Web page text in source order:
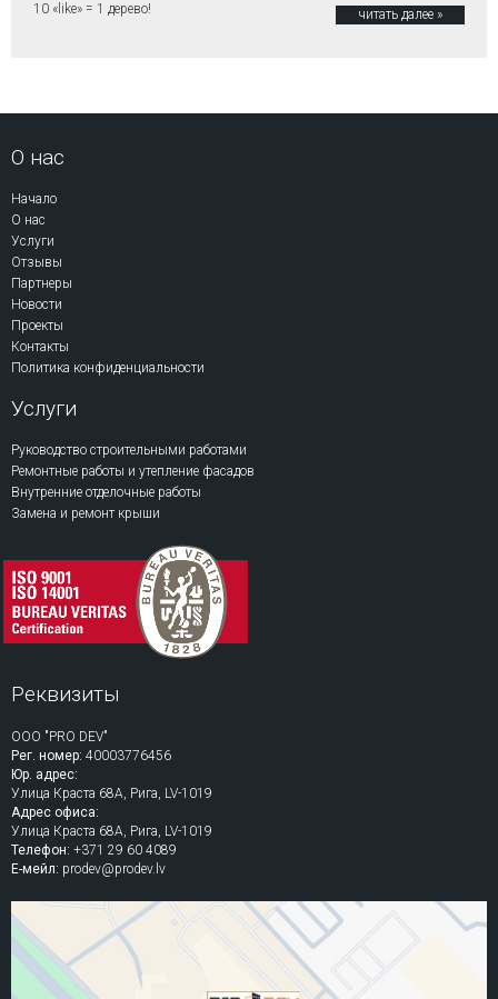
10 «like» = 1 дерево!
читать далее »
О нас
Начало
О нас
Услуги
Отзывы
Партнеры
Новости
Проекты
Контакты
Политика конфиденциальности
Услуги
Руководство строительными работами
Ремонтные работы и утепление фасадов
Внутренние отделочные работы
Замена и ремонт крыши
Реквизиты
ООО "PRO DEV"
Рег. номер: 40003776456
Юр. адрес:
Улица Краста 68A, Рига, LV-1019
Адрес офиса:
Улица Краста 68A, Рига, LV-1019
Телефон: +371 29 60 4089
Е-мейл: prodev@prodev.lv